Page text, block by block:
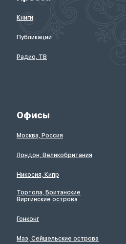
Книги
Публикации
Радио, ТВ
Офисы
Москва, Россия
Лондон, Великобритания
Никосия, Кипр
Тортола, Британские
Виргинские острова
Гонконг
Маэ, Сейшельские острова